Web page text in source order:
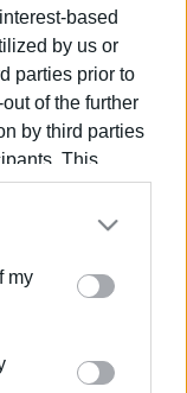
based
by us or
parties prior to
of the further
by third parties
This
to third parties
that may
one or more
information
consent to
my
διαρκεί όλη
εγκατάσταση του